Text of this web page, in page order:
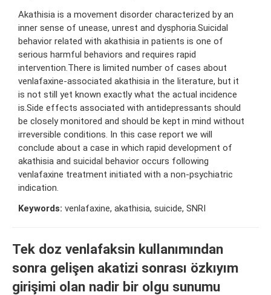
Akathisia is a movement disorder characterized by an
inner sense of unease, unrest and dysphoria.Suicidal
behavior related with akathisia in patients is one of
serious harmful behaviors and requires rapid
intervention.There is limited number of cases about
venlafaxine-associated akathisia in the literature, but it
is not still yet known exactly what the actual incidence
is.Side effects associated with antidepressants should
be closely monitored and should be kept in mind without
irreversible conditions. In this case report we will
conclude about a case in which rapid development of
akathisia and suicidal behavior occurs following
venlafaxine treatment initiated with a non-psychiatric
indication.
Keywords: venlafaxine, akathisia, suicide, SNRI
Tek doz venlafaksin kullanımından
sonra gelişen akatizi sonrası özkıyım
girişimi olan nadir bir olgu sunumu